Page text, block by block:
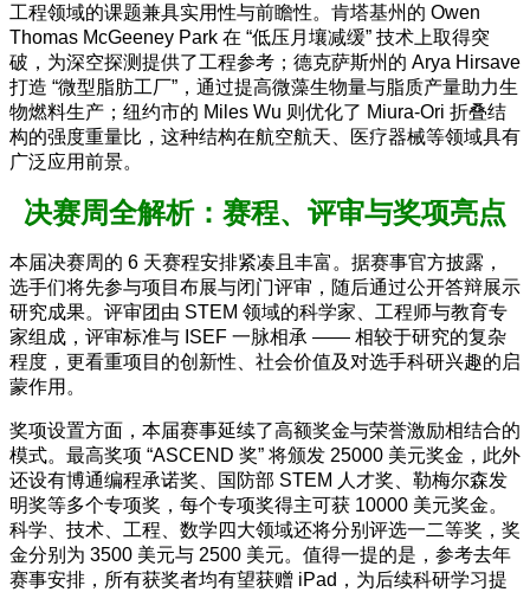
工程领域的课题兼具实用性与前瞻性。肯塔基州的 Owen
Thomas McGeeney Park 在 “低压月壤减缓” 技术上取得突
破，为深空探测提供了工程参考；德克萨斯州的 Arya Hirsave
打造 “微型脂肪工厂”，通过提高微藻生物量与脂质产量助力生
物燃料生产；纽约市的 Miles Wu 则优化了 Miura-Ori 折叠结
构的强度重量比，这种结构在航空航天、医疗器械等领域具有
广泛应用前景。
决赛周全解析：赛程、评审与奖项亮点
本届决赛周的 6 天赛程安排紧凑且丰富。据赛事官方披露，
选手们将先参与项目布展与闭门评审，随后通过公开答辩展示
研究成果。评审团由 STEM 领域的科学家、工程师与教育专
家组成，评审标准与 ISEF 一脉相承 —— 相较于研究的复杂
程度，更看重项目的创新性、社会价值及对选手科研兴趣的启
蒙作用。
奖项设置方面，本届赛事延续了高额奖金与荣誉激励相结合的
模式。最高奖项 “ASCEND 奖” 将颁发 25000 美元奖金，此外
还设有博通编程承诺奖、国防部 STEM 人才奖、勒梅尔森发
明奖等多个专项奖，每个专项奖得主可获 10000 美元奖金。
科学、技术、工程、数学四大领域还将分别评选一二等奖，奖
金分别为 3500 美元与 2500 美元。值得一提的是，参考去年
赛事安排，所有获奖者均有望获赠 iPad，为后续科研学习提